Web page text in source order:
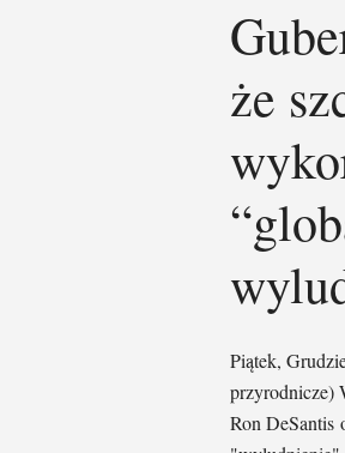
że
Piątek,
przyrodnicze)
Ron DeSantis